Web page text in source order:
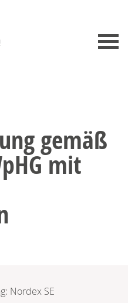
gemäß
mit
Nordex SE